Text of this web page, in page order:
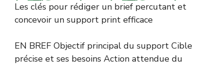
Les clés pour rédiger un brief percutant et
concevoir un support print efficace
EN BREF Objectif principal du support Cible
précise et ses besoins Action attendue du